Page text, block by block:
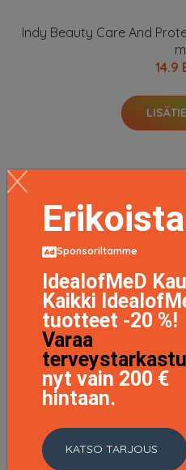
Indy Beauty Care And
ml
14.9
Sponsoriltamme
IdealofMeD
Kaikki
tuotteet -20 %!
Varaa
nyt vain 200 €
hintaan.
KATSO TARJOUS